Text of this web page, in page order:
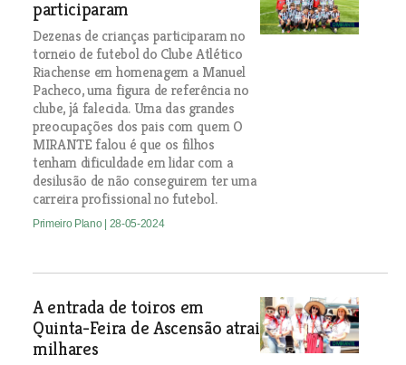
participaram
Dezenas de crianças participaram no
torneio de futebol do Clube Atlético
Riachense em homenagem a Manuel
Pacheco, uma figura de referência no
clube, já falecida. Uma das grandes
preocupações dos pais com quem O
MIRANTE falou é que os filhos
tenham dificuldade em lidar com a
desilusão de não conseguirem ter uma
carreira profissional no futebol.
Primeiro Plano | 28-05-2024
A entrada de toiros em
Quinta-Feira de Ascensão atrai
milhares